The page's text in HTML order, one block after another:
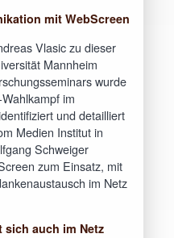
mit WebScreen
Vlasic zu dieser
Mannheim
wurde
im
und detailliert
Medien Institut in
Schweiger
zum Einsatz, mit
im Netz
auch im Netz